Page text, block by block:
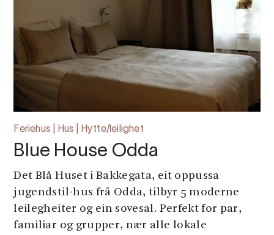
Feriehus | Hus | Hytte/leilighet
Blue House Odda
Det Blå Huset i Bakkegata, eit oppussa
jugendstil-hus frå Odda, tilbyr 5 moderne
leilegheiter og ein sovesal. Perfekt for par,
familiar og grupper, nær alle lokale